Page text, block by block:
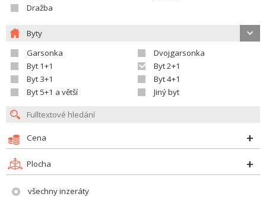
Dražba
Byty
Garsonka
Dvojgarsonka
Byt 1+1
Byt 2+1
Byt 3+1
Byt 4+1
Byt 5+1 a větší
Jiný byt
Cena
Plocha
všechny inzeráty